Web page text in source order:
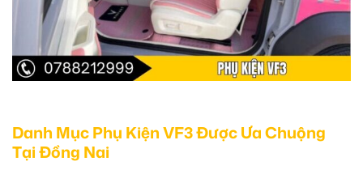
Danh Mục Phụ Kiện VF3 Được Ưa Chuộng
Tại Đồng Nai